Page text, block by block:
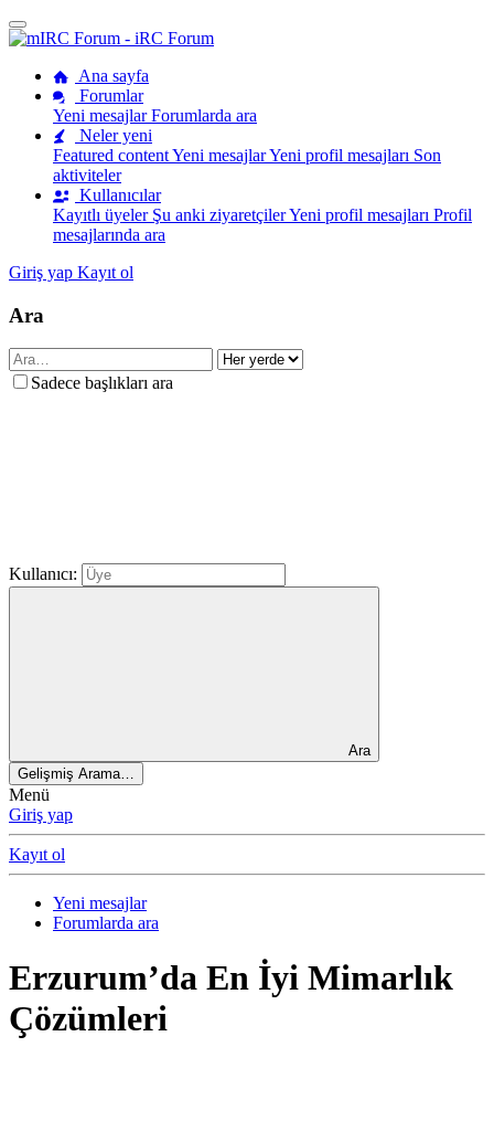
Ana sayfa
Forumlar
Yeni mesajlarForumlarda ara
Neler yeni
Featured contentYeni mesajlarYeni profil mesajları Son
aktiviteler
Kullanıcılar
Kayıtlı üyeler Şu anki ziyaretçilerYeni profil mesajları Profil
mesajlarında ara
Giriş yap Kayıt ol
Ara
Sadece başlıkları ara
Kullanıcı:
Ara
Gelişmiş Arama…
Menü
Giriş yap
Kayıt ol
Yeni mesajlar
Forumlarda ara
Erzurum’da En İyi Mimarlık
Çözümleri